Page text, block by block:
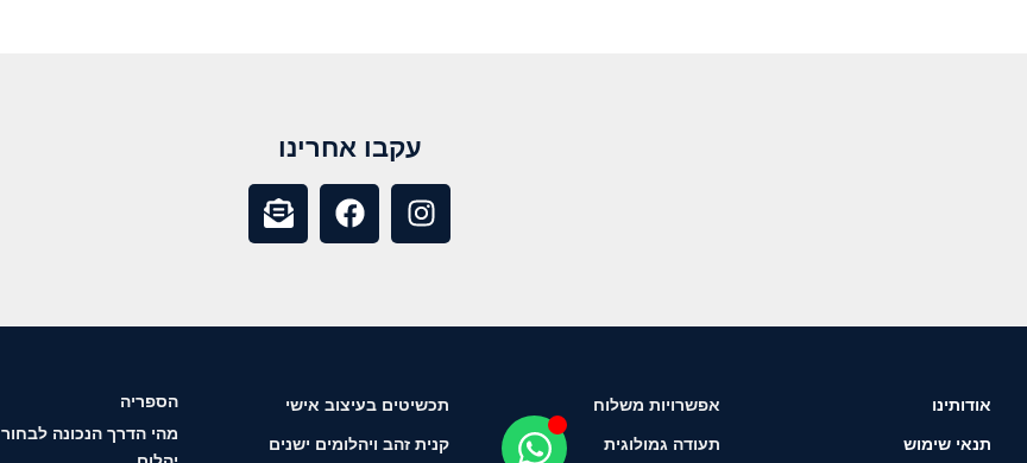
עקבו אחרינו
אודותינו
תנאי שימוש
אפשרויות משלוח
תעודה גמולוגית
תכשיטים בעיצוב אישי
קנית זהב ויהלומים ישנים
הספריה
מהי הדרך הנכונה לבחור